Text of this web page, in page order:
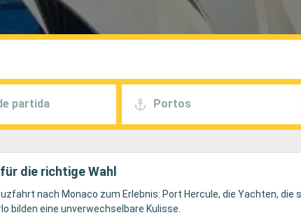
partida Portos
die richtige Wahl
nach Monaco zum Erlebnis: Port Hercule, die Yachten, die
bilden eine unverwechselbare Kulisse.